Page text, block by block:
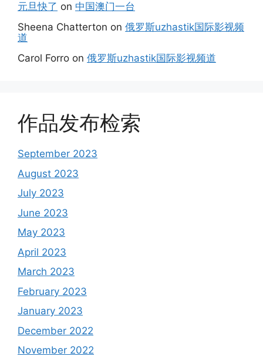
元旦快了 on 中国澳门一台
Sheena Chatterton on 俄罗斯uzhastik国际影视频
道
Carol Forro on 俄罗斯uzhastik国际影视频道
作品发布检索
September 2023
August 2023
July 2023
June 2023
May 2023
April 2023
March 2023
February 2023
January 2023
December 2022
November 2022